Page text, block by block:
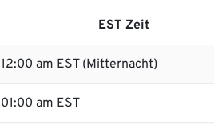
EST Zeit
12:00 am EST (Mitternacht)
01:00 am EST